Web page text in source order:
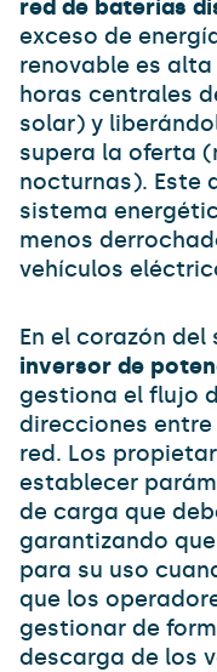
red de baterías
exceso de
renovable es
horas centrales
solar) y
supera la oferta
nocturnas). Este
sistema
menos
vehículos
En el corazón del
inversor de
gestiona el flujo
direcciones
red. Los
establecer
de carga que
garantizando
para su uso
que los
gestionar de
descarga de los